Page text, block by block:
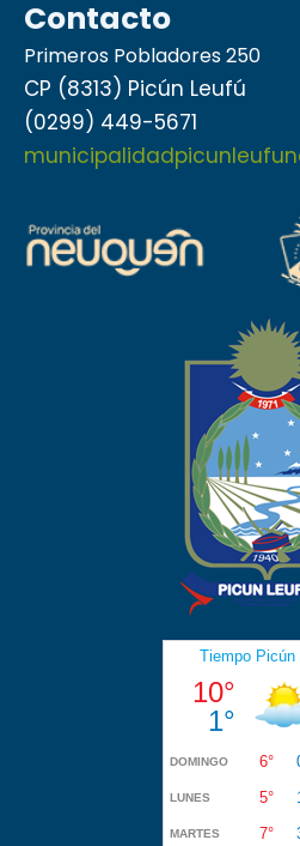
Contacto
Primeros Pobladores 250
CP (8313) Picún Leufú
(0299) 449-5671